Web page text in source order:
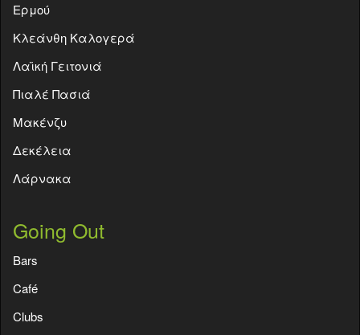
Ερμού
Κλεάνθη Καλογερά
Λαϊκή Γειτονιά
Πιαλέ Πασιά
Μακένζυ
Δεκέλεια
Λάρνακα
Going Out
Bars
Café
Clubs